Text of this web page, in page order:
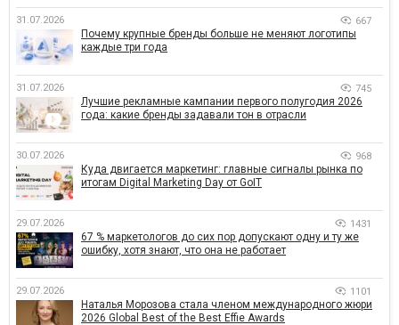
31.07.2026 667
Почему крупные бренды больше не меняют логотипы
каждые три года
31.07.2026 745
Лучшие рекламные кампании первого полугодия 2026
года: какие бренды задавали тон в отрасли
30.07.2026 968
Куда двигается маркетинг: главные сигналы рынка по
итогам Digital Marketing Day от GoIT
29.07.2026 1431
67 % маркетологов до сих пор допускают одну и ту же
ошибку, хотя знают, что она не работает
29.07.2026 1101
Наталья Морозова стала членом международного жюри
2026 Global Best of the Best Effie Awards